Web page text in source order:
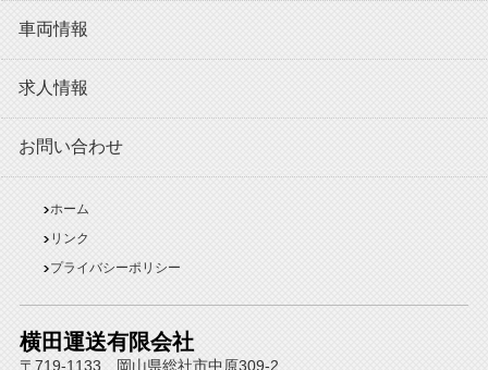
車両情報
求人情報
お問い合わせ
ホーム
リンク
プライバシーポリシー
横田運送有限会社
〒719-1133 岡山県総社市中原309-2